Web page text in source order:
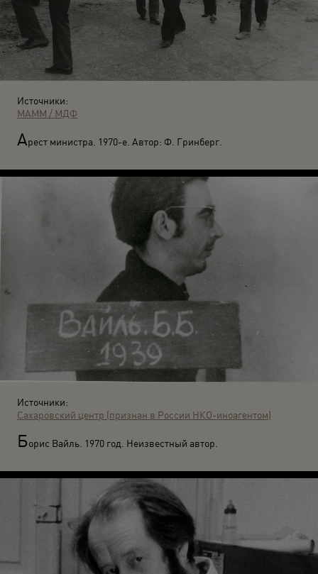
Источники:
МАММ / МДФ
Арест министра. 1970-е. Автор: Ф. Гринберг.
Источники:
Сахаровский центр (признан в России НКО-иноагентом)
Борис Вайль. 1970 год. Неизвестный автор.